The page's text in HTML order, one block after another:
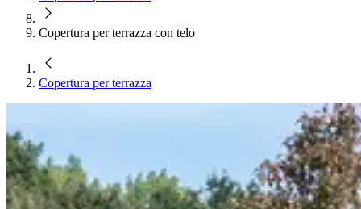
Copertura per terrazza con telo
Copertura per terrazza